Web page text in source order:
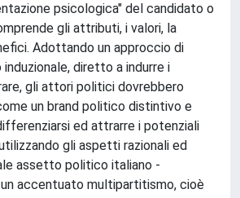
psicologica" del candidato o
gli attributi, i valori, la
Adottando un approccio di
diretto a indurre i
gli attori politici dovrebbero
un brand politico distintivo e
ed attrarre i potenziali
gli aspetti razionali ed
assetto politico italiano -
accentuato multipartitismo, cioè